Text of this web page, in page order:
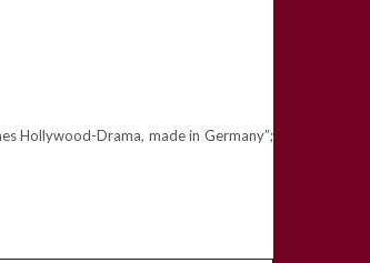
Hollywood-Drama, made in Germany”;